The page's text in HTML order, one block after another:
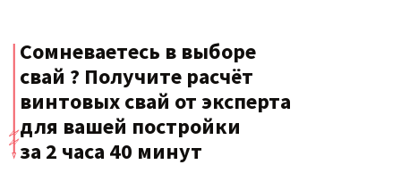
Сомневаетесь в выборе
свай ? Получите расчёт
винтовых свай от эксперта
для вашей постройки
за 2 часа 40 минут